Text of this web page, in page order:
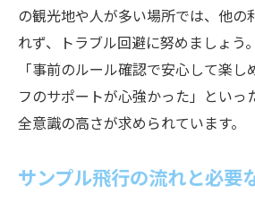
の観光地や人が多い場所では、他の
れず、トラブル回避に努めましょう
「事前のルール確認で安心して楽
フのサポートが心強かった」といっ
全意識の高さが求められています。
サンプル飛行の流れと必要